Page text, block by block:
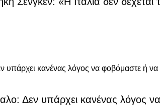
Δεν υπάρχει κανένας λόγος